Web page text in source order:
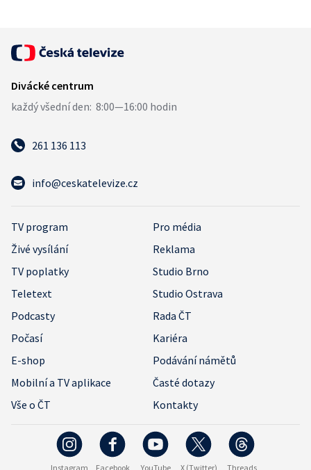
261 136 113
info@ceskatelevize.cz
TV program
Pro média
Živé vysílání
Reklama
TV poplatky
Studio Brno
Teletext
Studio Ostrava
Podcasty
Rada ČT
Počasí
Kariéra
E-shop
Podávání námětů
Mobilní a TV aplikace
Časté dotazy
Vše o ČT
Kontakty
Instagram Facebook YouTube X (Twitter) Threads